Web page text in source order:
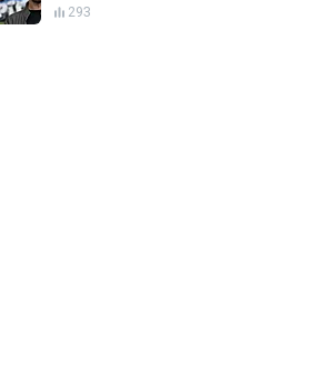
293